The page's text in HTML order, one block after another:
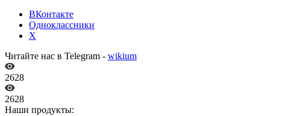
ВКонтакте
Одноклассники
X
Читайте нас в Telegram - wikium
2628
2628
Наши продукты: